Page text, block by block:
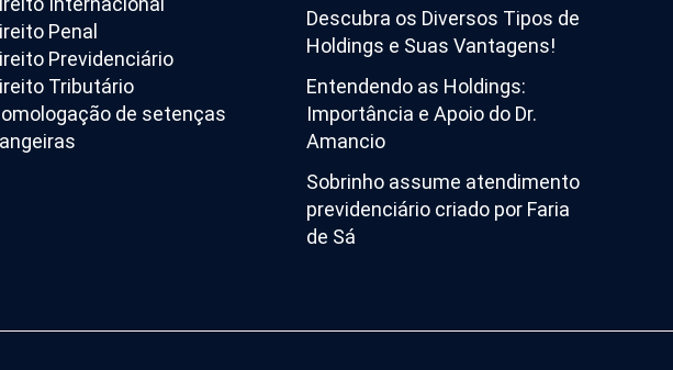
Penal
Previdenciário
Tributário
de setenças
Descubra os Diversos Tipos de
Holdings e Suas Vantagens!
Entendendo as Holdings:
Importância e Apoio do Dr.
Amancio
Sobrinho assume atendimento
previdenciário criado por Faria
de Sá